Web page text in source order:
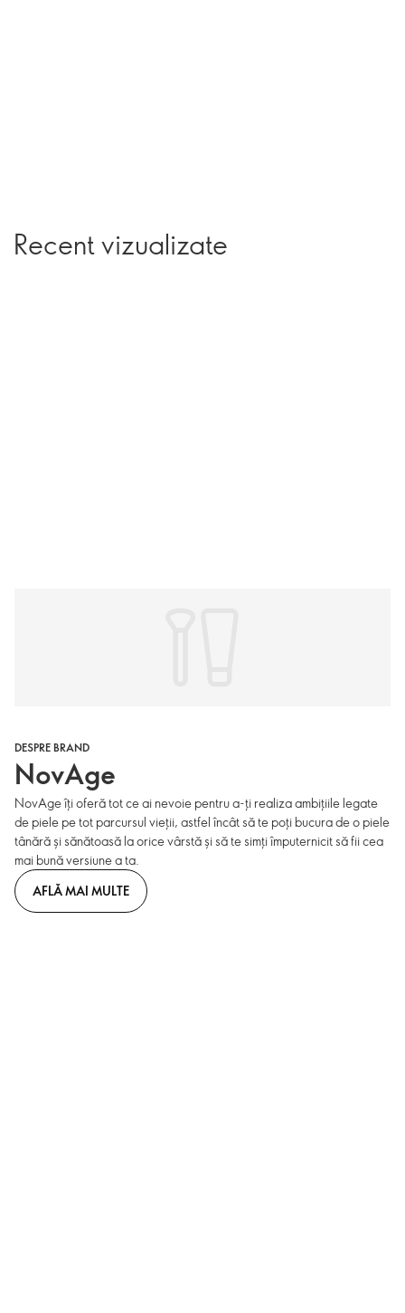
Recent vizualizate
DESPRE BRAND
NovAge
NovAge îți oferă tot ce ai nevoie pentru a-ți realiza ambițiile legate
de piele pe tot parcursul vieții, astfel încât să te poți bucura de o piele
tânără și sănătoasă la orice vârstă și să te simți împuternicit să fii cea
mai bună versiune a ta.
AFLĂ MAI MULTE